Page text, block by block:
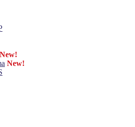
New!
New!